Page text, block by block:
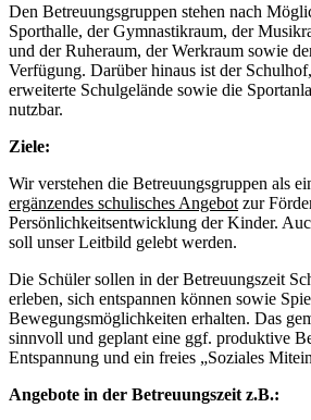
Den Betreuungsgruppen stehen nach
Sporthalle, der Gymnastikraum, der
und der Ruheraum, der Werkraum sowie
Verfügung. Darüber hinaus ist der
erweiterte Schulgelände sowie die
nutzbar.
Ziele:
Wir verstehen die Betreuungsgruppen als
ergänzendes schulisches Angebot zur
Persönlichkeitsentwicklung der Kinder.
soll unser Leitbild gelebt werden.
Die Schüler sollen in der Betreuungszeit
erleben, sich entspannen können sowie
Bewegungsmöglichkeiten erhalten. Das
sinnvoll und geplant eine ggf. produktive
Entspannung und ein freies „Soziales
Angebote in der Betreuungszeit z.B.: